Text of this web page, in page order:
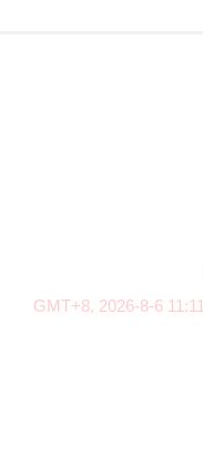
GMT+8, 2026-8-6 11:11